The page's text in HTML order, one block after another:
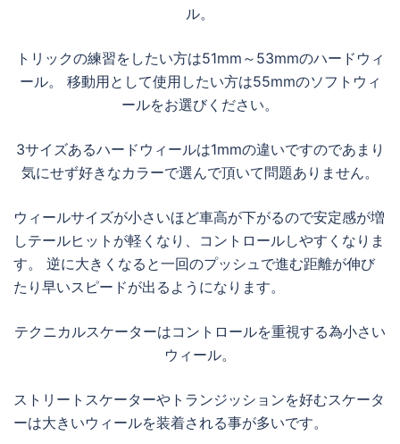
ル。
トリックの練習をしたい方は51mm～53mmのハードウィ
ール。 移動用として使用したい方は55mmのソフトウィ
ールをお選びください。
3サイズあるハードウィールは1mmの違いですのであまり
気にせず好きなカラーで選んで頂いて問題ありません。
ウィールサイズが小さいほど車高が下がるので安定感が増
しテールヒットが軽くなり、コントロールしやすくなりま
す。 逆に大きくなると一回のプッシュで進む距離が伸び
たり早いスピードが出るようになります。
テクニカルスケーターはコントロールを重視する為小さい
ウィール。
ストリートスケーターやトランジッションを好むスケータ
ーは大きいウィールを装着される事が多いです。